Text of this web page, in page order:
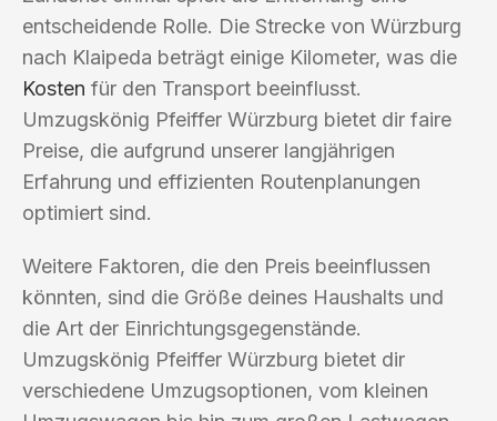
entscheidende Rolle. Die Strecke von Würzburg
nach Klaipeda beträgt einige Kilometer, was die
Kosten für den Transport beeinflusst.
Umzugskönig Pfeiffer Würzburg bietet dir faire
Preise, die aufgrund unserer langjährigen
Erfahrung und effizienten Routenplanungen
optimiert sind.
Weitere Faktoren, die den Preis beeinflussen
könnten, sind die Größe deines Haushalts und
die Art der Einrichtungsgegenstände.
Umzugskönig Pfeiffer Würzburg bietet dir
verschiedene Umzugsoptionen, vom kleinen